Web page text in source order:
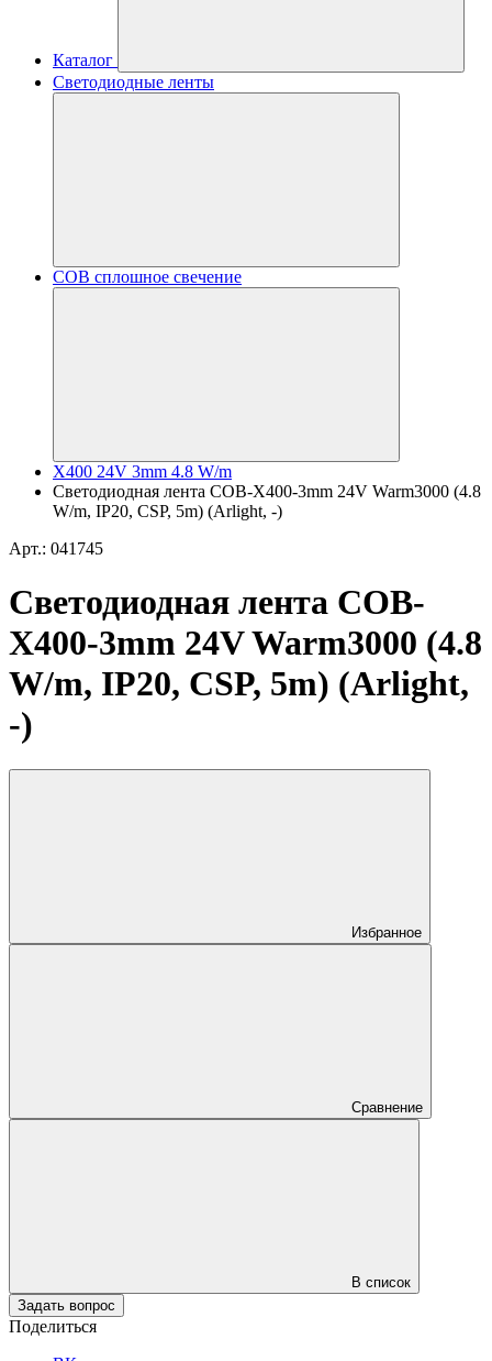
Каталог
Светодиодные ленты
COB сплошное свечение
X400 24V 3mm 4.8 W/m
Светодиодная лента COB-X400-3mm 24V Warm3000 (4.8
W/m, IP20, CSP, 5m) (Arlight, -)
Арт.: 041745
Светодиодная лента COB-
X400-3mm 24V Warm3000 (4.8
W/m, IP20, CSP, 5m) (Arlight,
-)
Избранное
Сравнение
В список
Задать вопрос
Поделиться